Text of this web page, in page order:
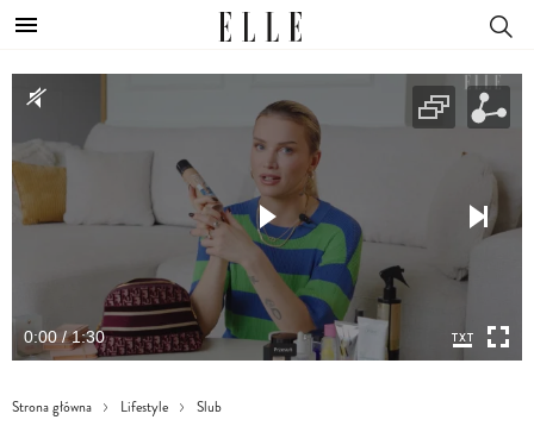
0:00 / 1:30
Strona główna Lifestyle Slub